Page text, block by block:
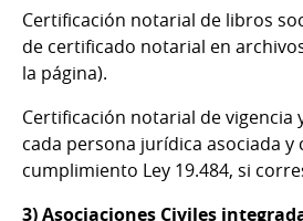
Certificación notarial de libros
de certificado notarial en
la página).
Certificación notarial de vigencia
cada persona jurídica asociada y
cumplimiento Ley 19.484, si
3) Asociaciones Civiles